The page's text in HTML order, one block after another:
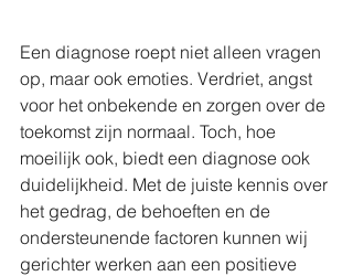
Een diagnose roept niet alleen vragen
op, maar ook emoties. Verdriet, angst
voor het onbekende en zorgen over de
toekomst zijn normaal. Toch, hoe
moeilijk ook, biedt een diagnose ook
duidelijkheid. Met de juiste kennis over
het gedrag, de behoeften en de
ondersteunende factoren kunnen wij
gerichter werken aan een positieve